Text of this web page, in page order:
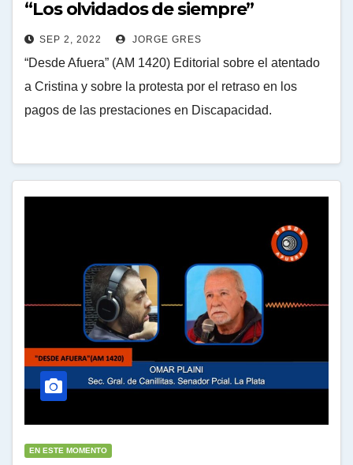
“Los olvidados de siempre”
SEP 2, 2022 JORGE GRES
“Desde Afuera” (AM 1420) Editorial sobre el atentado
a Cristina y sobre la protesta por el retraso en los
pagos de las prestaciones en Discapacidad.
EN ESTE MOMENTO